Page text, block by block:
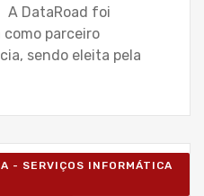
A DataRoad foi
parceiro
sendo eleita pela
- SERVIÇOS INFORMÁTICA